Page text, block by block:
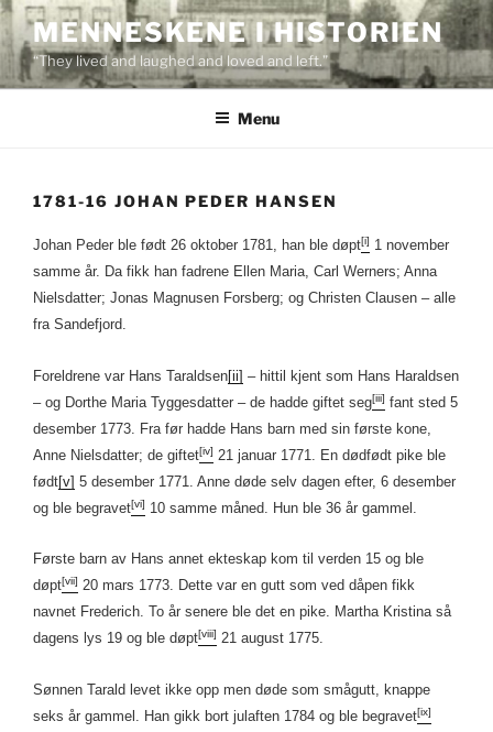
Skip
to
content
MENNESKENE I HISTORIEN
“They lived and laughed and loved and left.”
Menu
1781-16 JOHAN PEDER HANSEN
Johan Peder ble født 26 oktober 1781, han ble døpt[i] 1 november
samme år. Da fikk han fadrene Ellen Maria, Carl Werners; Anna
Nielsdatter; Jonas Magnusen Forsberg; og Christen Clausen – alle
fra Sandefjord.
Foreldrene var Hans Taraldsen[ii] – hittil kjent som Hans Haraldsen
– og Dorthe Maria Tyggesdatter – de hadde giftet seg[iii] fant sted 5
desember 1773. Fra før hadde Hans barn med sin første kone,
Anne Nielsdatter; de giftet[iv] 21 januar 1771. En dødfødt pike ble
født[v] 5 desember 1771. Anne døde selv dagen efter, 6 desember
og ble begravet[vi] 10 samme måned. Hun ble 36 år gammel.
Første barn av Hans annet ekteskap kom til verden 15 og ble
døpt[vii] 20 mars 1773. Dette var en gutt som ved dåpen fikk
navnet Frederich. To år senere ble det en pike. Martha Kristina så
dagens lys 19 og ble døpt[viii] 21 august 1775.
Sønnen Tarald levet ikke opp men døde som smågutt, knappe
seks år gammel. Han gikk bort julaften 1784 og ble begravet[ix]